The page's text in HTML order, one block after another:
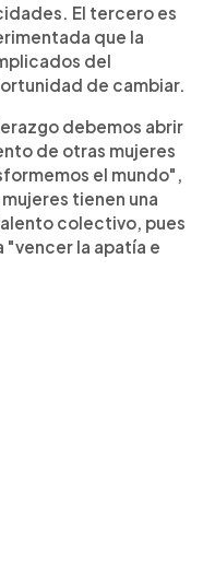
El tercero es
que la
del
de cambiar.
debemos abrir
de otras mujeres
el mundo",
tienen una
colectivo, pues
"vencer la apatía e